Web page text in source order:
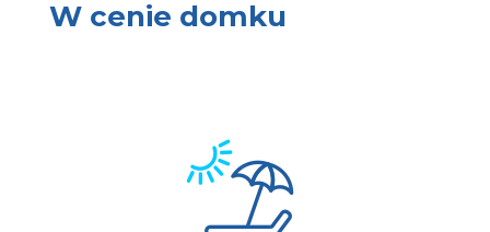
W cenie domku